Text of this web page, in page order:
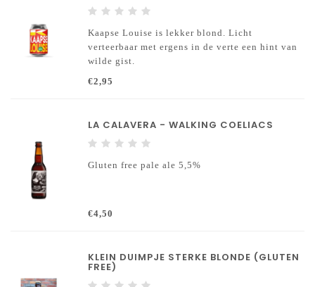
Kaapse Louise is lekker blond. Licht
verteerbaar met ergens in de verte een hint van
wilde gist.
€2,95
LA CALAVERA - WALKING COELIACS
Gluten free pale ale 5,5%
€4,50
KLEIN DUIMPJE STERKE BLONDE (GLUTEN
FREE)